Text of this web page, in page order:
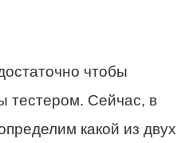
чтобы
тестером. Сейчас, в
какой из двух